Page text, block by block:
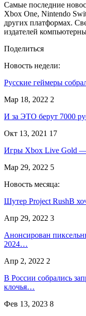
Самые последние
Xbox One, Nintendo
других платформах.
издателей
Поделиться
Новость недели:
Русские геймеры
Мар 18, 2022 2
И за ЭТО берут 7000
Окт 13, 2021 17
Игры Xbox Live Gold —
Мар 29, 2022 5
Новость месяца:
Шутер Project RushB
Апр 29, 2022 3
Анонсирован
2024…
Апр 2, 2022 2
В России собрались
клочья…
Фев 13, 2023 8